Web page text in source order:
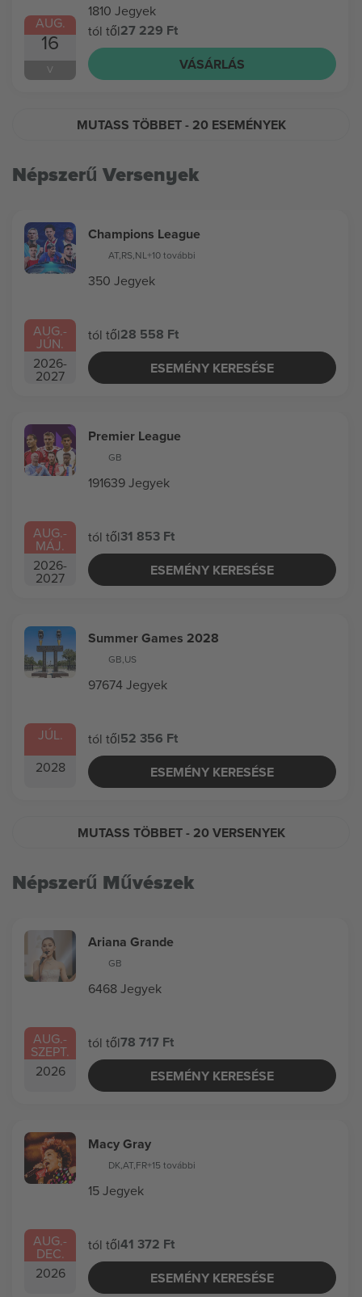
AUG.
16
V
1810 Jegyek
tól től27 229 Ft
VÁSÁRLÁS
MUTASS TÖBBET- 20 ESEMÉNYEK
Népszerű Versenyek
AUG.-
JÚN.
2026-
2027
Champions League
AT,RS,NL+10 további
350 Jegyek
tól től28 558 Ft
ESEMÉNY KERESÉSE
AUG.-
MÁJ.
2026-
2027
Premier League
GB
191639 Jegyek
tól től31 853 Ft
ESEMÉNY KERESÉSE
JÚL.
2028
Summer Games 2028
GB,US
97674 Jegyek
tól től52 356 Ft
ESEMÉNY KERESÉSE
MUTASS TÖBBET- 20 VERSENYEK
Népszerű Művészek
AUG.-
SZEPT.
2026
Ariana Grande
GB
6468 Jegyek
tól től78 717 Ft
ESEMÉNY KERESÉSE
AUG.-
DEC.
2026
Macy Gray
DK,AT,FR+15 további
15 Jegyek
tól től41 372 Ft
ESEMÉNY KERESÉSE